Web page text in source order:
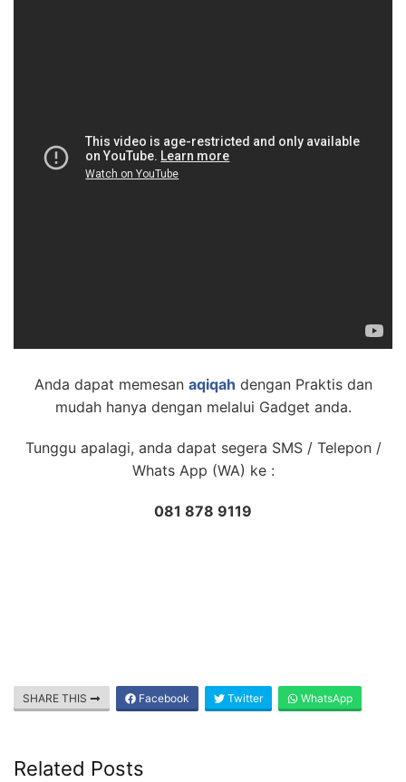
Anda dapat memesan aqiqah dengan Praktis dan
mudah hanya dengan melalui Gadget anda.
Tunggu apalagi, anda dapat segera SMS / Telepon /
Whats App (WA) ke :
081 878 9119
SHARE THIS Facebook Twitter WhatsApp
Related Posts